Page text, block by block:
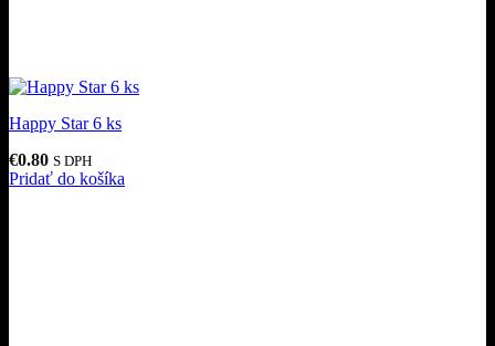
Happy Star 6 ks
€0.80 S DPH
Pridať do košíka